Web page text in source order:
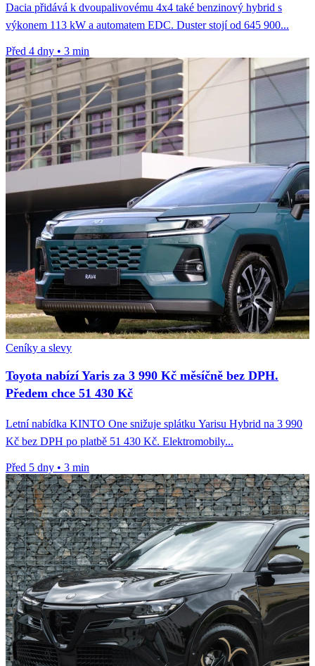
Dacia přidává k dvoupalivovému 4x4 také benzinový hybrid s
výkonem 113 kW a automatem EDC. Duster stojí od 645 900...
Před 4 dny • 3 min
Ceníky a slevy
Toyota nabízí Yaris za 3 990 Kč měsíčně bez DPH.
Předem chce 51 430 Kč
Letní nabídka KINTO One snižuje splátku Yarisu Hybrid na 3 990
Kč bez DPH po platbě 51 430 Kč. Elektromobily...
Před 5 dny • 3 min